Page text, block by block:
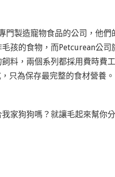
門製造寵物食品的公司，他
孩的食物，而Petcurean公
料，兩個系列都採用費時費
只為保存最完整的食材營養。
家狗狗嗎？就讓毛起來幫你